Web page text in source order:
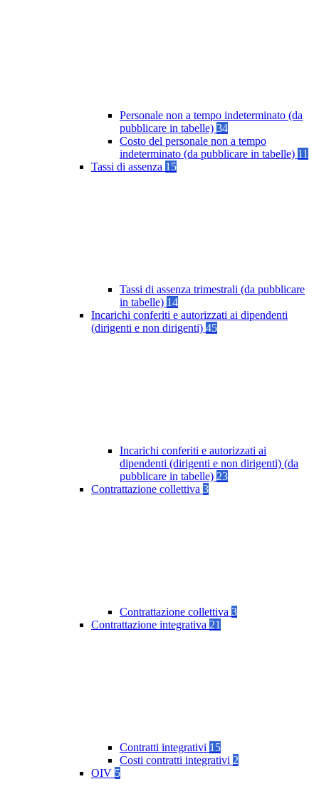
Personale non a tempo indeterminato (da
pubblicare in tabelle) 34
Costo del personale non a tempo
indeterminato (da pubblicare in tabelle) 11
Tassi di assenza 15
Tassi di assenza trimestrali (da pubblicare
in tabelle) 14
Incarichi conferiti e autorizzati ai dipendenti
(dirigenti e non dirigenti) 45
Incarichi conferiti e autorizzati ai
dipendenti (dirigenti e non dirigenti) (da
pubblicare in tabelle) 23
Contrattazione collettiva 3
Contrattazione collettiva 3
Contrattazione integrativa 21
Contratti integrativi 15
Costi contratti integrativi 2
OIV 5